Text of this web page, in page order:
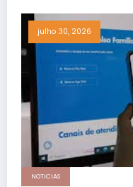
julho 30, 2026
NOTICIAS